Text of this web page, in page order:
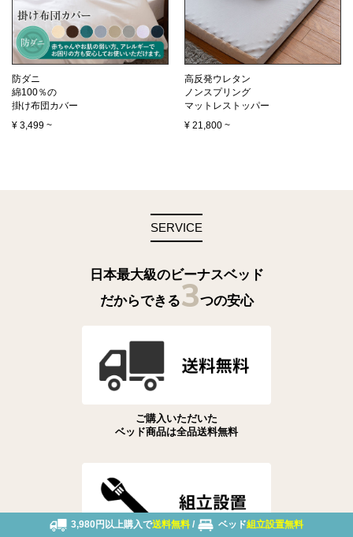
防ダニ
綿100％の
掛け布団カバー
¥ 3,499 ~
高反発ウレタン
ノンスプリング
マットレストッパー
¥ 21,800 ~
SERVICE
日本最大級のビーナスベッド
だからできる3つの安心
ご購入いただいた
ベッド商品は全品送料無料
3,980円以上購入で送料無料 / ベッド組立設置無料